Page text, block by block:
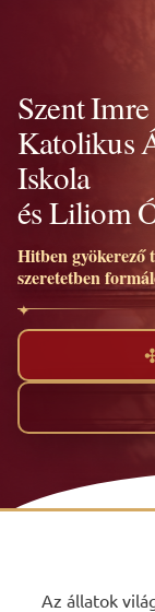
Szent Imre
Katolikus
Iskola
és Liliom
Hitben gyökerező
szeretetben
Az állatok